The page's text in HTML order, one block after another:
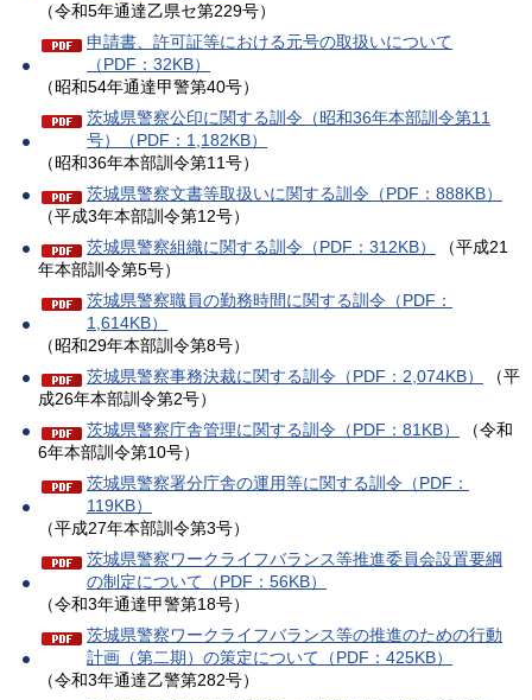
（令和5年通達乙県セ第229号）
申請書、許可証等における元号の取扱いについて
（PDF：32KB）
（昭和54年通達甲警第40号）
茨城県警察公印に関する訓令（昭和36年本部訓令第11
号）（PDF：1,182KB）
（昭和36年本部訓令第11号）
茨城県警察文書等取扱いに関する訓令（PDF：888KB）
（平成3年本部訓令第12号）
茨城県警察組織に関する訓令（PDF：312KB）
（平成21
年本部訓令第5号）
茨城県警察職員の勤務時間に関する訓令（PDF：
1,614KB）
（昭和29年本部訓令第8号）
茨城県警察事務決裁に関する訓令（PDF：2,074KB）
（平
成26年本部訓令第2号）
茨城県警察庁舎管理に関する訓令（PDF：81KB）
（令和
6年本部訓令第10号）
茨城県警察署分庁舎の運用等に関する訓令（PDF：
119KB）
（平成27年本部訓令第3号）
茨城県警察ワークライフバランス等推進委員会設置要綱
の制定について（PDF：56KB）
（令和3年通達甲警第18号）
茨城県警察ワークライフバランス等の推進のための行動
計画（第二期）の策定について（PDF：425KB）
（令和3年通達乙警第282号）